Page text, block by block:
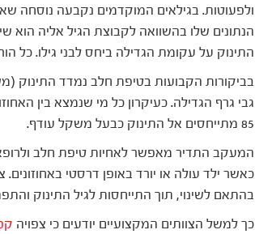
ולפעוטות. בגילאים המוקדמים נקבעה נוסחה
הנתונים שלו בהשוואה לקבוצת הגיל אליה
התינוק על עקומת הגדילה ביחס לבני גילו. כל
בביקורות הקבועות בטיפת חלב נמדד התינוק
85 מתייחסים אל התינוק כבעל משקל עודף.
המעקב התדיר מאפשר לאחיות טיפת חלב ולרופאי
כאשר ילד עולה או יורד באופן דרסטי
בהתאם לשינוי, תוך התייחסות לגיל התינוק
כך למשל הצוותים המקצועיים יודעים כי צפויה